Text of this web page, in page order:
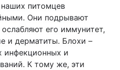
питомцев
Они подрывают
его иммунитет,
и дерматиты. Блохи –
инфекционных и
К тому же, эти